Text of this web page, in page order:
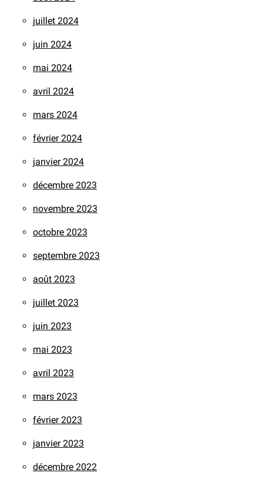
juillet 2024
juin 2024
mai 2024
avril 2024
mars 2024
février 2024
janvier 2024
décembre 2023
novembre 2023
octobre 2023
septembre 2023
août 2023
juillet 2023
juin 2023
mai 2023
avril 2023
mars 2023
février 2023
janvier 2023
décembre 2022